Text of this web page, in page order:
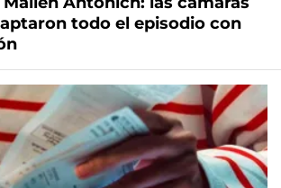
todo el episodio con